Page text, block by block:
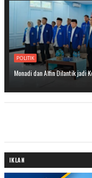
POLITIK
Monadi dan Alfin Dilantik jadi
IKLAN